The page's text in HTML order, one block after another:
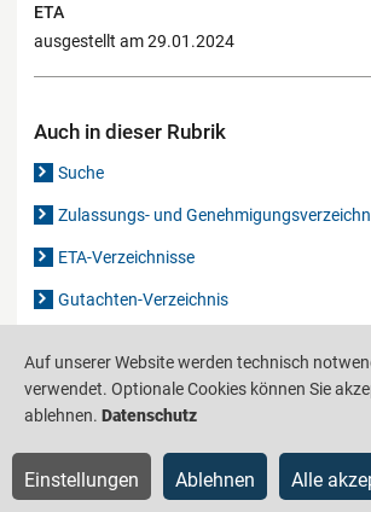
ETA
ausgestellt am 29.01.2024
Auch in dieser Rubrik
Suche
Zulassungs- und
ETA-Verzeichnisse
Gutachten-Verzeichnis
Barrierefreiheit Datenschutz
Auf unserer Website werden technisch
verwendet. Optionale Cookies können Sie
ablehnen. Datenschutz
Einstellungen Ablehnen Alle